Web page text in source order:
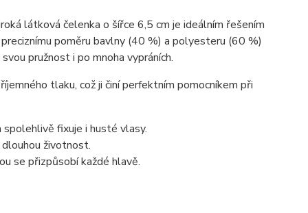
látková čelenka o šířce 6,5 cm je ideálním řešením
poměru bavlny (40 %) a polyesteru (60 %)
pružnost i po mnoha vypráních.
tlaku, což ji činí perfektním pomocníkem při
spolehlivě fixuje i husté vlasy.
životnost.
se přizpůsobí každé hlavě.